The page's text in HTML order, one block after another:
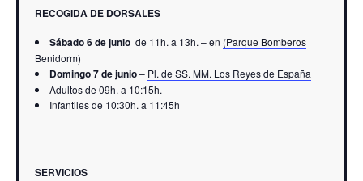
RECOGIDA DE DORSALES
Sábado 6 de junio de 11h. a 13h. – en (Parque Bomberos
Benidorm)
Domingo 7 de junio– Pl. de SS. MM. Los Reyes de España
Adultos de 09h. a 10:15h.
Infantiles de 10:30h. a 11:45h
SERVICIOS